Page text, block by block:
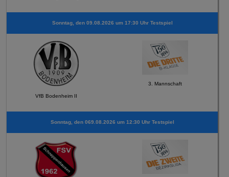
Sonntag, den 09.08.2026 um 17:30 Uhr Testspiel
VfB Bodenheim II
3. Mannschaft
Sonntag, den 069.08.2026 um 12:30 Uhr Testspiel